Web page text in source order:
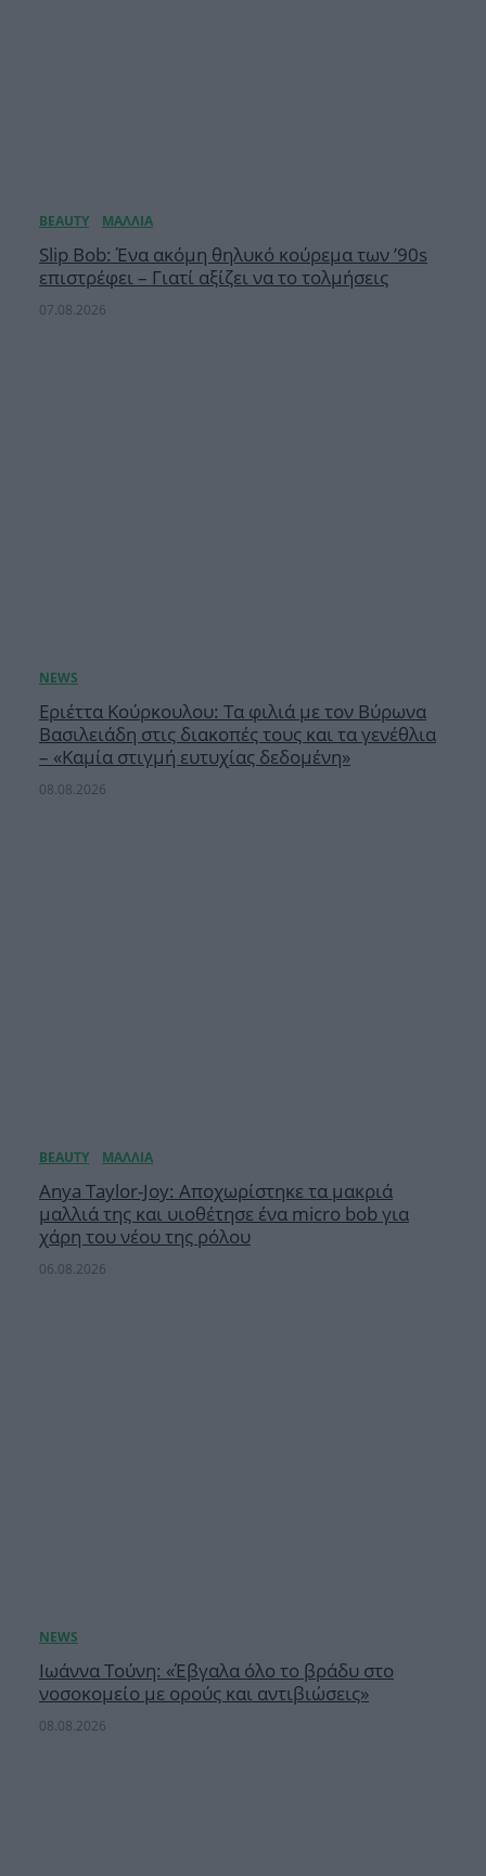
Slip Bob: Ένα ακόμη θηλυκό κούρεμα των ’90s
επιστρέφει – Γιατί αξίζει να το τολμήσεις
07.08.2026
Εριέττα Κούρκουλου: Τα φιλιά με τον Βύρωνα
Βασιλειάδη στις διακοπές τους και τα γενέθλια
– «Καμία στιγμή ευτυχίας δεδομένη»
08.08.2026
Anya Taylor-Joy: Αποχωρίστηκε τα μακριά
μαλλιά της και υιοθέτησε ένα micro bob για
χάρη του νέου της ρόλου
06.08.2026
Ιωάννα Τούνη: «Έβγαλα όλο το βράδυ στο
νοσοκομείο με ορούς και αντιβιώσεις»
08.08.2026